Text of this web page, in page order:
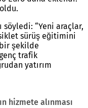
söyledi: “Yeni araçlar,
sürüş eğitimini
şekilde
trafik
yatırım
hizmete alınması